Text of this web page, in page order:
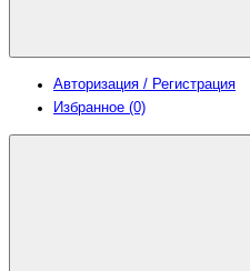
Авторизация / Регистрация
Избранное (0)